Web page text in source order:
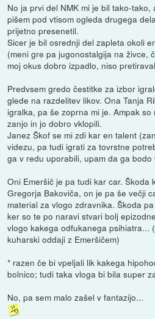
No ja prvi del NMK mi je bil tako-tako,
pišem pod vtisom ogleda drugega
prijetno presenetil.
Sicer je bil osrednji del zapleta okoli
(meni gre pa jugonostalgija na živce,
moj okus dobro izpadlo, niso
Predvsem gredo čestitke za izbor
glede na razdelitev likov. Ona Tanja
igralka, pa še zoprna mi je. Ampak
zanjo in jo dobro vklopili.
Janez Škof se mi zdi kar en talent
videzu, pa tudi igrati za tovrstne
ga v redu uporabili, upam da ga
Oni Emeršič je pa tudi kar car. Škoda
Gregorja Bakoviča, on je pa še večji
material za vlogo zdravnika. Škoda
ker so te po naravi stvari bolj
vlogo kakega odfukanega psihiatra...
kuharski oddaji z Emeršičem)
* razen če bi vpeljali lik kakega
bolnico; tudi taka vloga bi bila super
No, pa sem malo zašel v fantazijo...